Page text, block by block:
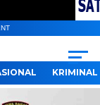
KRIMINAL